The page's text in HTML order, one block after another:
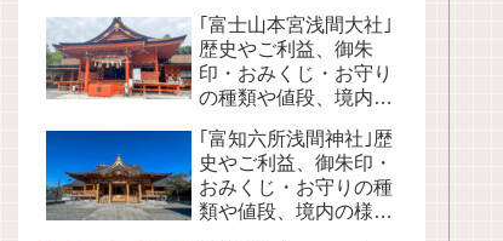
｢富士山本宮浅間大社｣
歴史やご利益、御朱
印・おみくじ・お守り
の種類や値段、境内の
｢富知六所浅間神社｣歴
史やご利益、御朱印・
おみくじ・お守りの種
類や値段、境内の様子